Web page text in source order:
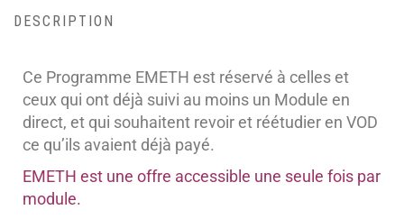
DESCRIPTION
Ce Programme EMETH est réservé à celles et
ceux qui ont déjà suivi au moins un Module en
direct, et qui souhaitent revoir et réétudier en VOD
ce qu’ils avaient déjà payé.
EMETH est une offre accessible une seule fois par
module.